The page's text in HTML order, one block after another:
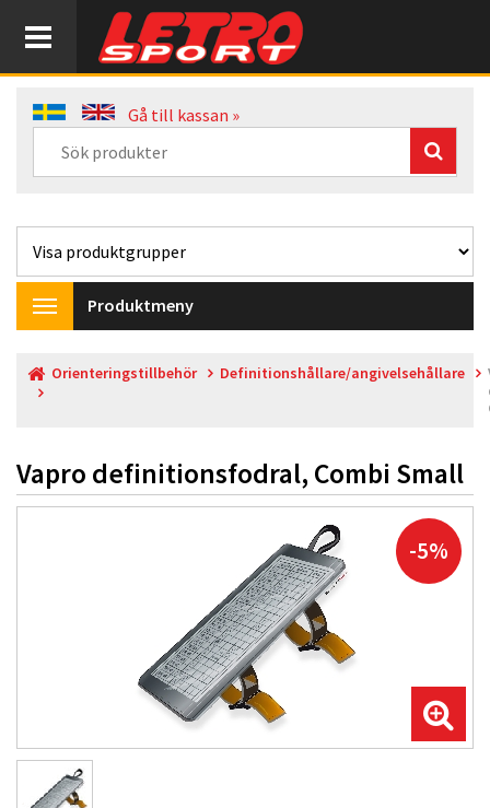
Gå till kassan »
Toggle
navigation
Produktmeny
Orienteringstillbehör Definitionshållare/angivelsehållare
Vapro definitionsfodral, Combi Small
-5%